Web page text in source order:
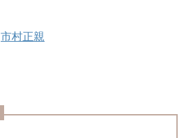
市村正親